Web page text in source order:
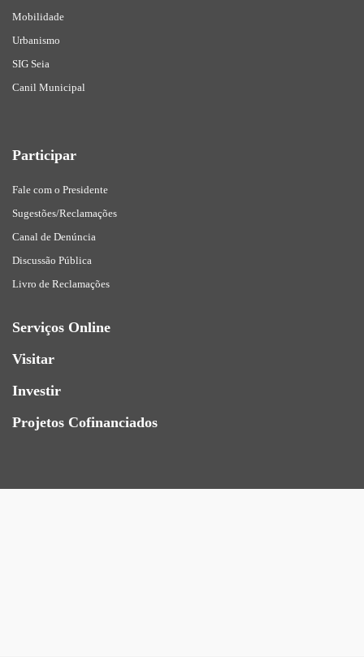
Mobilidade
Urbanismo
SIG Seia
Canil Municipal
Participar
Fale com o Presidente
Sugestões/Reclamações
Canal de Denúncia
Discussão Pública
Livro de Reclamações
Serviços Online
Visitar
Investir
Projetos Cofinanciados